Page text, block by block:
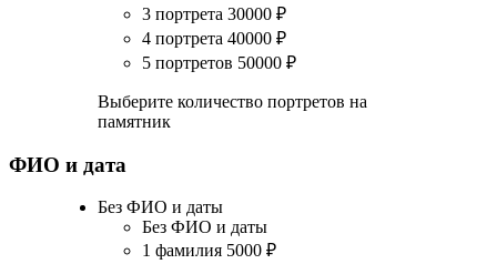
3 портрета 30000 ₽
4 портрета 40000 ₽
5 портретов 50000 ₽
Выберите количество портретов на
памятник
ФИО и дата
Без ФИО и даты
Без ФИО и даты
1 фамилия 5000 ₽